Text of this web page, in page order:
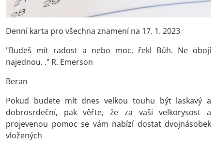
Denní karta pro všechna znamení na 17. 1. 2023
"Budeš mít radost a nebo moc, řekl Bůh. Ne obojí
najednou. ." R. Emerson
Beran
Pokud budete mít dnes velkou touhu být laskavý a
dobrosrdeční, pak věřte, že za vaši velkorysost a
projevenou pomoc se vám nabízí dostat dvojnásobek
vložených